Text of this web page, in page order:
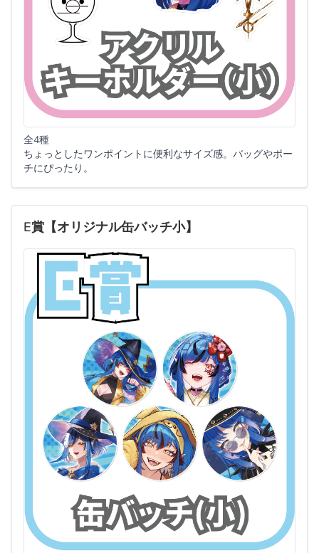
全4種
ちょっとしたワンポイントに便利なサイズ感。バッグやポー
チにぴったり。
E賞【オリジナル缶バッチ小】